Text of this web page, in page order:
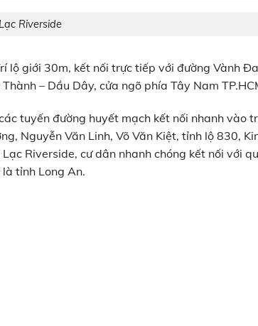
Riverside
lộ giới 30m, kết nối trực tiếp với đường Vành
– Dầu Dây, cửa ngõ phía Tây Nam
tuyến đường huyết mạch kết nối nhanh vào
Nguyễn Văn Linh, Võ Văn Kiệt, tỉnh lộ 830,
Riverside, cư dân nhanh chóng kết nối với
tỉnh Long An.